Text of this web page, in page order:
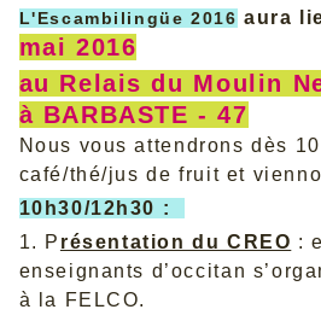
L'Escambilingüe 2016 aura
mai 2016
au Relais du Moulin
à BARBASTE - 47
Nous vous attendrons dès
café/thé/jus de fruit et
10h30/12h30 :
1. P résentation du CREO :
enseignants d’occitan
à la FELCO.